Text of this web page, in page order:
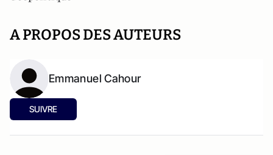
A PROPOS DES AUTEURS
Emmanuel Cahour
SUIVRE